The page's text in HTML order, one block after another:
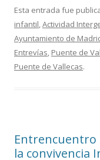
e
b
o
o
itt
er
ai
l
Esta entrada fue
infantil Actividad
Ayuntamiento de
Entrevías Puente de
Puente de Vallecas.
Entrencuentro
la convivencia